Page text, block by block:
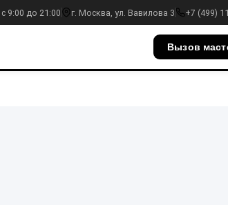
9:00 до 21:00 г. Москва, ул. Вавилова 3 +7 (499)
Вызов